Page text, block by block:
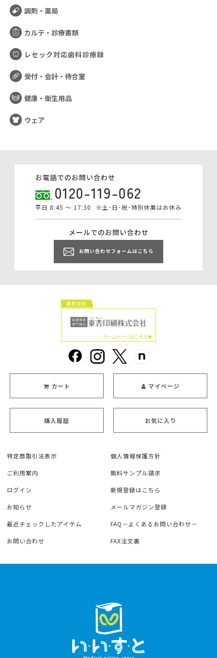
調剤・薬局
カルテ・診療書類
レセック対応歯科診療録
受付・会計・待合室
健康・衛生用品
ウェア
お電話でのお問い合わせ
0120-119-062
平日 8:45 ～ 17:30 ※土･日･祝･特別休業はお休み
メールでのお問い合わせ
お問い合わせフォームはこちら
カート マイページ
購入履歴 お気に入り
特定商取引法表示 個人情報保護方針
ご利用案内 無料サンプル請求
ログイン 新規登録はこちら
お知らせ メールマガジン登録
最近チェックしたアイテム FAQ－よくあるお問い合わせ－
お問い合わせ FAX注文書